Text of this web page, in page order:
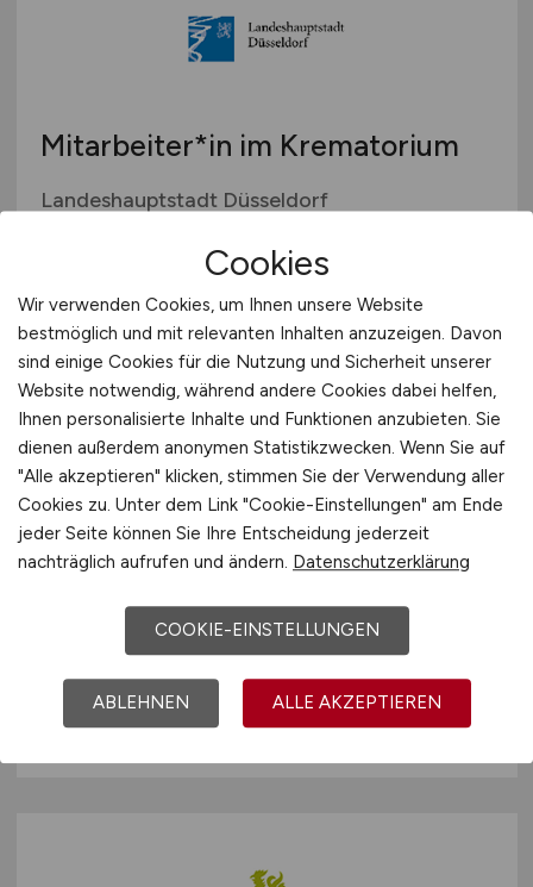
Mitarbeiter*in im Krematorium
Landeshauptstadt Düsseldorf
Amtsleitung im Tiefbauamt
(w/m/d)
Stadt Haan
22.07.2026
Haan
Cookies
Wir verwenden Cookies, um Ihnen unsere Website
bestmöglich und mit relevanten Inhalten anzuzeigen. Davon
sind einige Cookies für die Nutzung und Sicherheit unserer
Website notwendig, während andere Cookies dabei helfen,
Ihnen personalisierte Inhalte und Funktionen anzubieten. Sie
dienen außerdem anonymen Statistikzwecken. Wenn Sie auf
"Alle akzeptieren" klicken, stimmen Sie der Verwendung aller
Cookies zu. Unter dem Link "Cookie-Einstellungen" am Ende
jeder Seite können Sie Ihre Entscheidung jederzeit
nachträglich aufrufen und ändern. Datenschutzerklärung
COOKIE-EINSTELLUNGEN
ABLEHNEN ALLE AKZEPTIEREN